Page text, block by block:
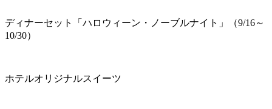
ディナーセット「ハロウィーン・ノーブルナイト」（9/16～
10/30）
ホテルオリジナルスイーツ